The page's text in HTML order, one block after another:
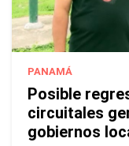
PANAMÁ
Posible
circuitales
gobiernos